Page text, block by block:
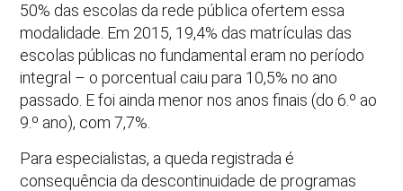
50% das escolas da rede pública ofertem essa
modalidade. Em 2015, 19,4% das matrículas das
escolas públicas no fundamental eram no período
integral – o porcentual caiu para 10,5% no ano
passado. E foi ainda menor nos anos finais (do 6.º ao
9.º ano), com 7,7%.
Para especialistas, a queda registrada é
consequência da descontinuidade de programas